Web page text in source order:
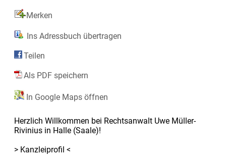
Merken
Ins Adressbuch übertragen
Teilen
Als PDF speichern
In Google Maps öffnen
Herzlich Willkommen bei Rechtsanwalt Uwe Müller-
Rivinius in Halle (Saale)!
> Kanzleiprofil <